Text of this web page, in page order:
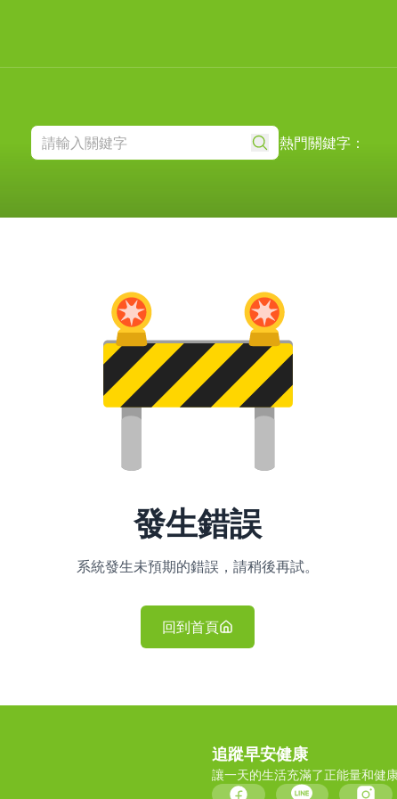
熱門關鍵字：
發生錯誤
系統發生未預期的錯誤，請稍後再試。
回到首頁
追蹤早安健康
讓一天的生活充滿了正能量和健